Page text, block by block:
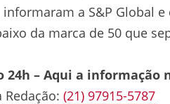
informaram a S&P Global
da marca de 50 que
24h – Aqui a informação
Redação: (21) 97915-5787